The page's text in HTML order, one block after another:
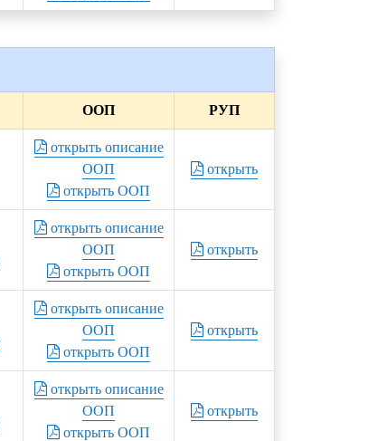
ООП РУП
открыть описание
ООП
открыть ООП
открыть
открыть описание
ООП
открыть ООП
открыть
открыть описание
ООП
открыть ООП
открыть
открыть описание
ООП
открыть ООП
открыть